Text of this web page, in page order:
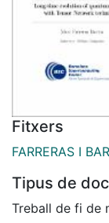
Fitxers
FARRERAS I
Tipus de
Treball de fi de